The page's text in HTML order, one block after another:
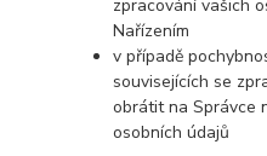
zpracování vašich
Nařízením
v případě
souvisejících se
obrátit na Správce
osobních údajů